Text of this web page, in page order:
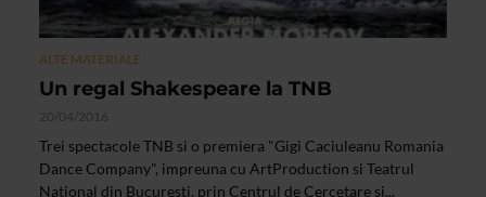
ALTE MATERIALE
Un regal Shakespeare la TNB
20/04/2016
Trei spectacole TNB si o premiera "Gigi Caciuleanu Romania
Dance Company", impreuna cu ArtProduction si Teatrul
National din Bucuresti, prin Centrul de Cercetare si...